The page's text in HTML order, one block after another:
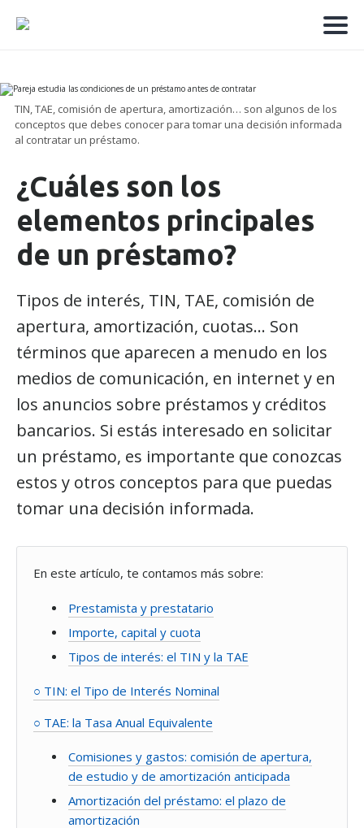
TIN, TAE, comisión de apertura, amortización… son algunos de los
conceptos que debes conocer para tomar una decisión informada
al contratar un préstamo.
¿Cuáles son los
elementos principales
de un préstamo?
Tipos de interés, TIN, TAE, comisión de
apertura, amortización, cuotas... Son
términos que aparecen a menudo en los
medios de comunicación, en internet y en
los anuncios sobre préstamos y créditos
bancarios. Si estás interesado en solicitar
un préstamo, es importante que conozcas
estos y otros conceptos para que puedas
tomar una decisión informada.
En este artículo, te contamos más sobre:
Prestamista y prestatario
Importe, capital y cuota
Tipos de interés: el TIN y la TAE
○ TIN: el Tipo de Interés Nominal
○ TAE: la Tasa Anual Equivalente
Comisiones y gastos: comisión de apertura,
de estudio y de amortización anticipada
Amortización del préstamo: el plazo de
amortización